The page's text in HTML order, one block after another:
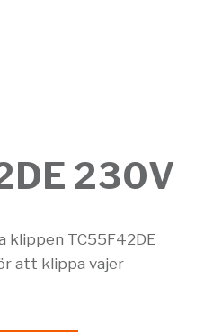
230V
klippen TC55F42DE
att klippa vajer